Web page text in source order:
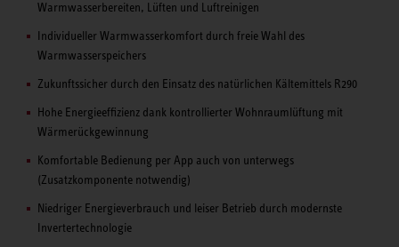
Warmwasserbereiten, Lüften und Luftreinigen
Individueller Warmwasserkomfort durch freie Wahl des
Warmwasserspeichers
Zukunftssicher durch den Einsatz des natürlichen Kältemittels R290
Hohe Energieeffizienz dank kontrollierter Wohnraumlüftung mit
Wärmerückgewinnung
Komfortable Bedienung per App auch von unterwegs
(Zusatzkomponente notwendig)
Niedriger Energieverbrauch und leiser Betrieb durch modernste
Invertertechnologie